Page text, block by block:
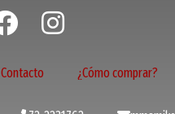
Contacto ¿Cómo comprar?